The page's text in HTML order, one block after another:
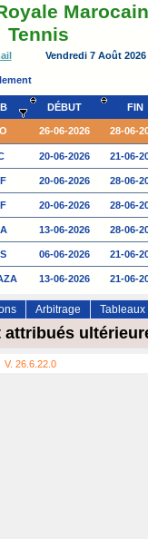
Tennis
Vendredi 7 Août 2026
DÉBUT FIN
26-06-2026 28-06-
20-06-2026 21-06-
20-06-2026 28-06-
20-06-2026 28-06-
13-06-2026 28-06-
06-06-2026 21-06-
13-06-2026 21-06-
13-06-2026 21-06-
06-06-2026 20-06-
Arbitrage Tableaux
V. 26.6.22.0